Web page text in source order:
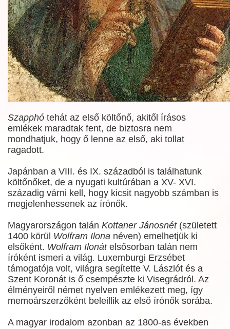
Szapphó tehát az első költőnő, akitől írásos
emlékek maradtak fent, de biztosra nem
mondhatjuk, hogy ő lenne az első, aki tollat
ragadott.
Japánban a VIII. és IX. századból is találhatunk
költőnőket, de a nyugati kultúrában a XV- XVI.
századig várni kell, hogy kicsit nagyobb számban is
megjelenhessenek az írónők.
Magyarországon talán Kottaner Jánosnét(született
1400 körül Wolfram Ilona néven) emelhetjük ki
elsőként. Wolfram Ilonátelsősorban talán nem
íróként ismeri a világ. Luxemburgi Erzsébet
támogatója volt, világra segítette V. Lászlót és a
Szent Koronát is ő csempészte ki Visegrádról. Az
élményeiről német nyelven emlékezett meg, így
memoárszerzőként beleillik az első írónők sorába.
A magyar irodalom azonban az 1800-as években